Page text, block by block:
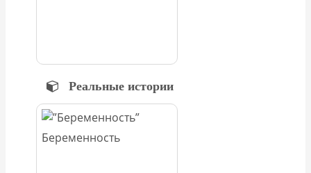
Реальные истории
Беременность